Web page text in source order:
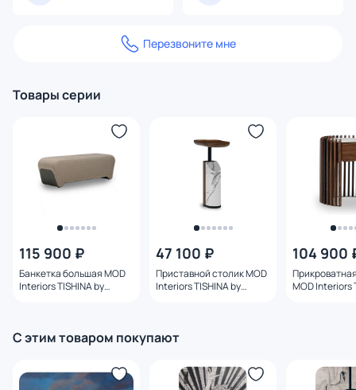
Перезвоните мне
Товары серии
115 900 ₽
Банкетка большая MOD
Interiors TISHINA by
47 100 ₽
Приставной столик MOD
Interiors TISHINA by
104 900
MOD Interiors
С этим товаром покупают